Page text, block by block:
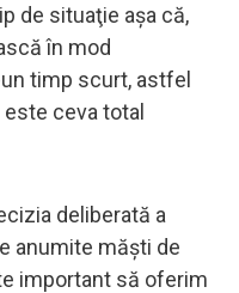
de situaţie aşa că,
în mod
timp scurt, astfel
este ceva total
deliberată a
anumite măşti de
important să oferim